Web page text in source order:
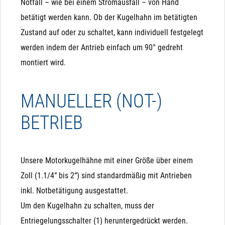
Pro Kugelhahn
10 Sekunden pro Schaltvorgang
Großer Durchfluss: Es steht die komplette Bohrung zur
3-Wege Variante verfügbar: Für Umschaltvorgänge
Analogansteuerung
50% geöffnet) zu fahren. Dazu verfügt sie je nach Typ
über 4-5 Adern, von denen 2 Adern mit "+" bzw. "L" und "-
" bzw. "N" den Antrieb permanent mit Strom versorgen.
Eine weitere Ader ist als Eingang mit 0 (2) bis 10 V
Notfall – wie bei einem Stromausfall – von Hand
betätigt werden kann. Ob der Kugelhahn im betätigten
Zustand auf oder zu schaltet, kann individuell festgelegt
werden indem der Antrieb einfach um 90° gedreht
montiert wird.
MANUELLER (NOT-)
BETRIEB
Unsere Motorkugelhähne mit einer Größe über einem
Zoll (1.1/4“ bis 2“) sind standardmäßig mit Antrieben
inkl. Notbetätigung ausgestattet.
Um den Kugelhahn zu schalten, muss der
Entriegelungsschalter (1) heruntergedrückt werden.